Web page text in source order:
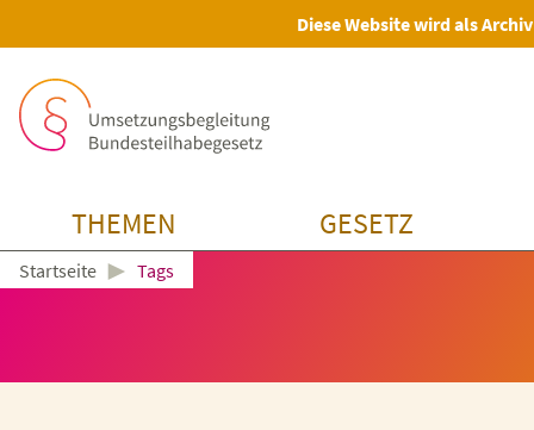
Diese Website wird als
THEMEN GESETZ
Startseite ► Tags